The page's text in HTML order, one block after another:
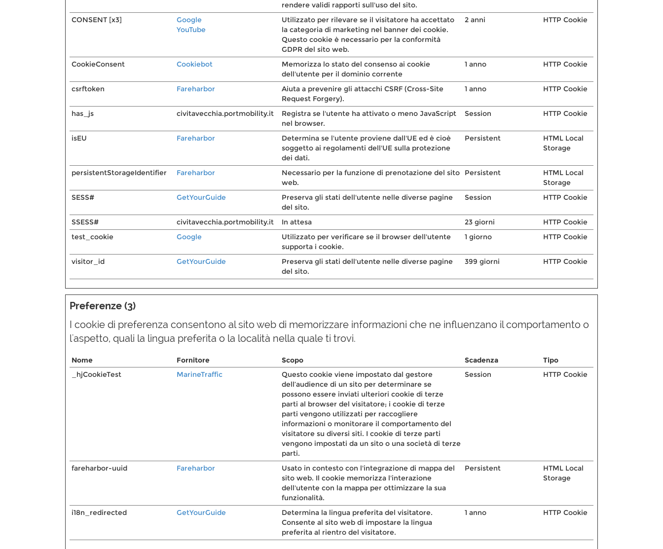
rendere validi rapporti sull'uso del sito.
CONSENT [x3]
Google
YouTube
Utilizzato per rilevare se il visitatore ha accettato
la categoria di marketing nel banner dei cookie.
Questo cookie è necessario per la conformità
GDPR del sito web.
2 anni HTTP Cookie
CookieConsent Cookiebot
Memorizza lo stato del consenso ai cookie
dell'utente per il dominio corrente
1 anno HTTP Cookie
csrftoken Fareharbor
Aiuta a prevenire gli attacchi CSRF (Cross-Site
Request Forgery).
1 anno HTTP Cookie
has_js civitavecchia.portmobility.it
Registra se l'utente ha attivato o meno JavaScript
nel browser.
Session HTTP Cookie
isEU Fareharbor
Determina se l'utente proviene dall'UE ed è cioè
soggetto ai regolamenti dell'UE sulla protezione
dei dati.
Persistent
HTML Local
Storage
persistentStorageIdentifier Fareharbor
Necessario per la funzione di prenotazione del sito
web.
Persistent
HTML Local
Storage
SESS#
GetYourGuide
Preserva gli stati dell'utente nelle diverse pagine
del sito.
Session HTTP Cookie
SSESS# civitavecchia.portmobility.it In attesa 23 giorni
HTTP Cookie
test_cookie
Google
Utilizzato per verificare se il browser dell'utente
supporta i cookie.
1 giorno HTTP Cookie
visitor_id GetYourGuide
Preserva gli stati dell'utente nelle diverse pagine
del sito.
399 giorni HTTP Cookie
Preferenze (3)
I cookie di preferenza consentono al sito web di memorizzare informazioni che ne influenzano il comportamento o
l'aspetto, quali la lingua preferita o la località nella quale ti trovi.
Nome Fornitore Scopo Scadenza
Tipo
_hjCookieTest
MarineTraffic
Questo cookie viene impostato dal gestore
dell’audience di un sito per determinare se
possono essere inviati ulteriori cookie di terze
parti al browser del visitatore; i cookie di terze
parti vengono utilizzati per raccogliere
informazioni o monitorare il comportamento del
visitatore su diversi siti. I cookie di terze parti
vengono impostati da un sito o una società di terze
parti.
Session HTTP Cookie
fareharbor-uuid Fareharbor
Usato in contesto con l'integrazione di mappa del
sito web. Il cookie memorizza l'interazione
dell'utente con la mappa per ottimizzare la sua
funzionalità.
Persistent
HTML Local
Storage
i18n_redirected GetYourGuide
Determina la lingua preferita del visitatore.
Consente al sito web di impostare la lingua
preferita al rientro del visitatore.
1 anno HTTP Cookie